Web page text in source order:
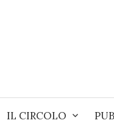
IL CIRCOLO